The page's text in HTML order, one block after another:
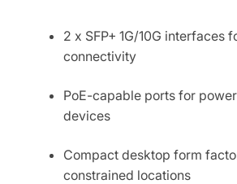
2 x SFP+ 1G/10G interfaces
connectivity
PoE-capable ports for
devices
Compact desktop form
constrained locations